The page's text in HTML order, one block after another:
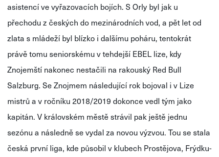
asistencí ve vyřazovacích bojích. S Orly byl jak u
přechodu z českých do mezinárodních vod, a pět let od
zlata s mládeží byl blízko i dalšímu poháru, tentokrát
právě tomu seniorskému v tehdejší EBEL lize, kdy
Znojemští nakonec nestačili na rakouský Red Bull
Salzburg. Se Znojmem následující rok bojoval i v Lize
mistrů a v ročníku 2018/2019 dokonce vedl tým jako
kapitán. V královském městě strávil pak ještě jednu
sezónu a následně se vydal za novou výzvou. Tou se stala
česká první liga, kde působil v klubech Prostějova, Frýdku-